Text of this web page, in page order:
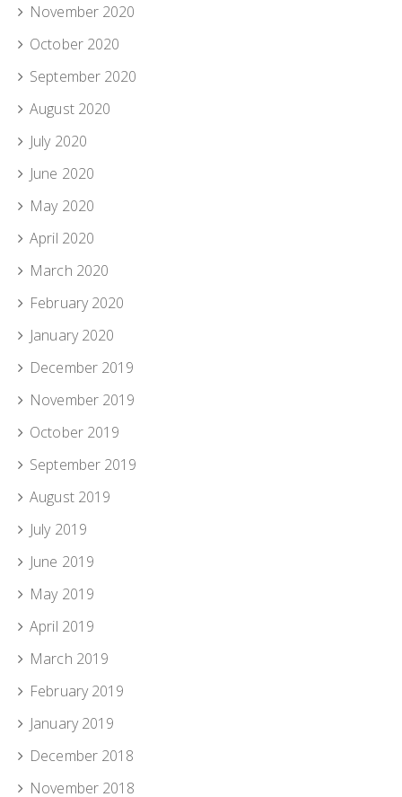
November 2020
October 2020
September 2020
August 2020
July 2020
June 2020
May 2020
April 2020
March 2020
February 2020
January 2020
December 2019
November 2019
October 2019
September 2019
August 2019
July 2019
June 2019
May 2019
April 2019
March 2019
February 2019
January 2019
December 2018
November 2018